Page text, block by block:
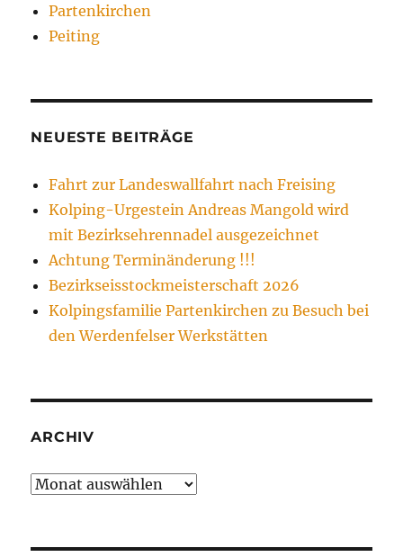
Partenkirchen
Peiting
NEUESTE BEITRÄGE
Fahrt zur Landeswallfahrt nach Freising
Kolping-Urgestein Andreas Mangold wird
mit Bezirksehrennadel ausgezeichnet
Achtung Terminänderung !!!
Bezirkseisstockmeisterschaft 2026
Kolpingsfamilie Partenkirchen zu Besuch bei
den Werdenfelser Werkstätten
ARCHIV
Archiv